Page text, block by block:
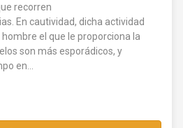
recorren
En cautividad, dicha actividad
el que le proporciona la
son más esporádicos, y
en...